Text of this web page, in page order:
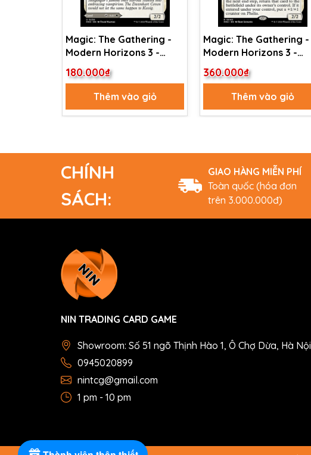
Magic: The Gathering -
Modern Horizons 3 -
Witch Enchanter //
Witch-Blessed Meadow
180.000₫
Thêm vào giỏ
Magic: The Gathering -
Modern Horizons 3 -
Phelia, Exuberant
Shepherd (40)
360.000₫
Thêm vào giỏ
CHÍNH
SÁCH:
GIAO HÀNG MIỄN PHÍ
Toàn quốc (hóa đơn
trên 3.000.000đ)
NIN TRADING CARD GAME
Showroom: Số 51 ngõ Thịnh Hào 1, Ô Chợ Dừa, Hà Nội
0945020899
nintcg@gmail.com
1 pm - 10 pm